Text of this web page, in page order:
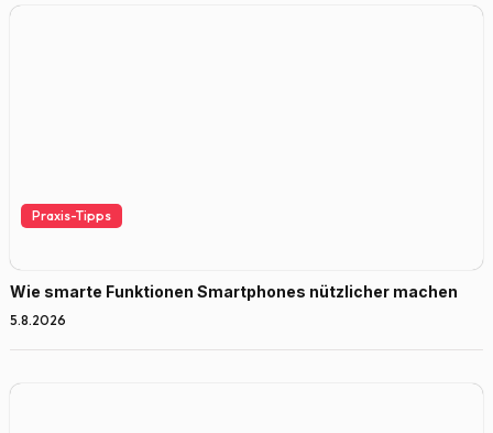
Praxis-Tipps
Wie smarte Funktionen Smartphones nützlicher machen
5.8.2026